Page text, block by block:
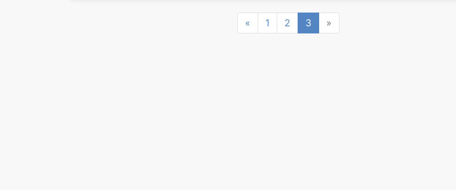
«Previous
1 2 3 »Next